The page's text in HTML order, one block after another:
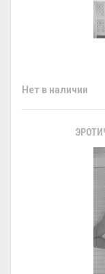
Нет в наличии